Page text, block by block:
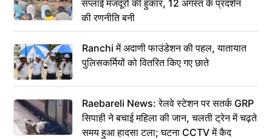
सप्लाई मजदूरों की हुंकार, 12 अगस्त के प्रदर्शन
की रणनीति बनी
Ranchi में अदाणी फाउंडेशन की पहल, यातायात
पुलिसकर्मियों को वितरित किए गए छाते
Raebareli News: रेलवे स्टेशन पर सतर्क GRP
सिपाही ने बचाई महिला की जान, चलती ट्रेन में चढ़ते
समय हुआ हादसा टला; घटना CCTV में कैद